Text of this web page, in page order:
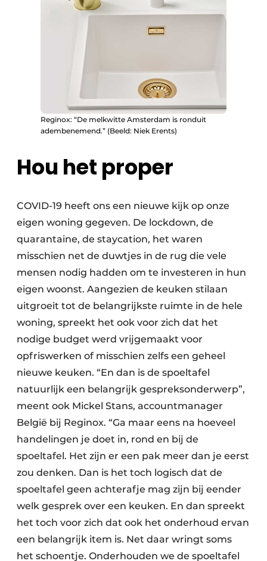
Reginox: “De melkwitte Amsterdam is ronduit
adembenemend.” (Beeld: Niek Erents)
Hou het proper
COVID-19 heeft ons een nieuwe kijk op onze
eigen woning gegeven. De lockdown, de
quarantaine, de staycation, het waren
misschien net de duwtjes in de rug die vele
mensen nodig hadden om te investeren in hun
eigen woonst. Aangezien de keuken stilaan
uitgroeit tot de belangrijkste ruimte in de hele
woning, spreekt het ook voor zich dat het
nodige budget werd vrijgemaakt voor
opfriswerken of misschien zelfs een geheel
nieuwe keuken. “En dan is de spoeltafel
natuurlijk een belangrijk gespreksonderwerp”,
meent ook Mickel Stans, accountmanager
België bij Reginox. “Ga maar eens na hoeveel
handelingen je doet in, rond en bij de
spoeltafel. Het zijn er een pak meer dan je eerst
zou denken. Dan is het toch logisch dat de
spoeltafel geen achterafje mag zijn bij eender
welk gesprek over een keuken. En dan spreekt
het toch voor zich dat ook het onderhoud ervan
een belangrijk item is. Net daar wringt soms
het schoentje. Onderhouden we de spoeltafel